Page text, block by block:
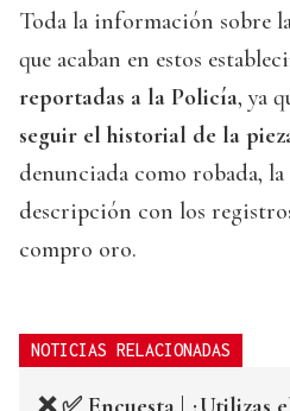
Toda la información sobre
que acaban en estos
reportadas a la Policía, ya
seguir el historial de la
denunciada como robada,
descripción con los
compro oro.
NOTICIAS RELACIONADAS